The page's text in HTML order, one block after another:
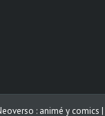
: animé y comics